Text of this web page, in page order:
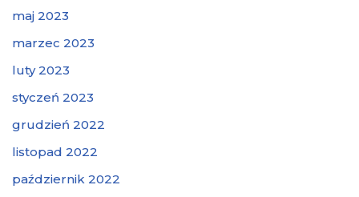
maj 2023
marzec 2023
luty 2023
styczeń 2023
grudzień 2022
listopad 2022
październik 2022